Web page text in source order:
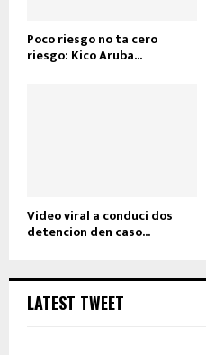
Poco riesgo no ta cero
riesgo: Kico Aruba...
Video viral a conduci dos
detencion den caso...
LATEST TWEET